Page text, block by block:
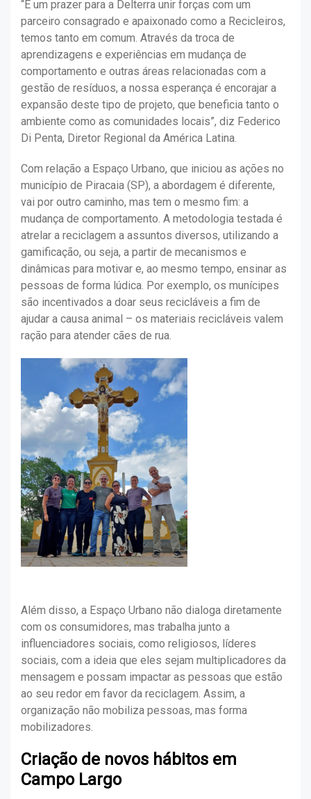
“É um prazer para a Delterra unir forças com um
parceiro consagrado e apaixonado como a Recicleiros,
temos tanto em comum. Através da troca de
aprendizagens e experiências em mudança de
comportamento e outras áreas relacionadas com a
gestão de resíduos, a nossa esperança é encorajar a
expansão deste tipo de projeto, que beneficia tanto o
ambiente como as comunidades locais”, diz Federico
Di Penta, Diretor Regional da América Latina.
Com relação a Espaço Urbano, que iniciou as ações no
município de Piracaia (SP), a abordagem é diferente,
vai por outro caminho, mas tem o mesmo fim: a
mudança de comportamento. A metodologia testada é
atrelar a reciclagem a assuntos diversos, utilizando a
gamificação, ou seja, a partir de mecanismos e
dinâmicas para motivar e, ao mesmo tempo, ensinar as
pessoas de forma lúdica. Por exemplo, os munícipes
são incentivados a doar seus recicláveis a fim de
ajudar a causa animal – os materiais recicláveis valem
ração para atender cães de rua.
Além disso, a Espaço Urbano não dialoga diretamente
com os consumidores, mas trabalha junto a
influenciadores sociais, como religiosos, líderes
sociais, com a ideia que eles sejam multiplicadores da
mensagem e possam impactar as pessoas que estão
ao seu redor em favor da reciclagem. Assim, a
organização não mobiliza pessoas, mas forma
mobilizadores.
Criação de novos hábitos em
Campo Largo